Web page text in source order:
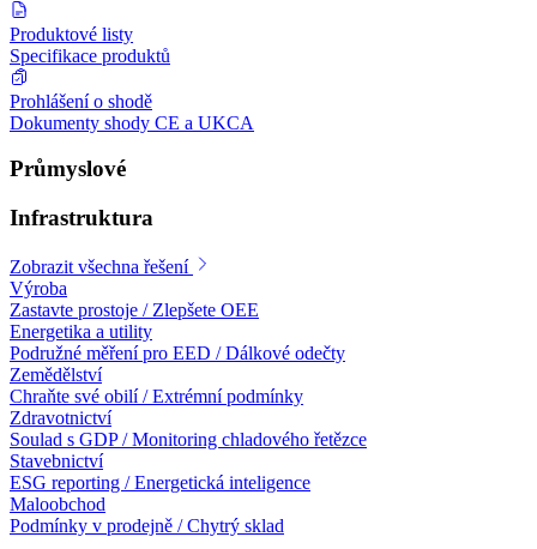
Produktové listy
Specifikace produktů
Prohlášení o shodě
Dokumenty shody CE a UKCA
Průmyslové
Infrastruktura
Zobrazit všechna řešení
Výroba
Zastavte prostoje / Zlepšete OEE
Energetika a utility
Podružné měření pro EED / Dálkové odečty
Zemědělství
Chraňte své obilí / Extrémní podmínky
Zdravotnictví
Soulad s GDP / Monitoring chladového řetězce
Stavebnictví
ESG reporting / Energetická inteligence
Maloobchod
Podmínky v prodejně / Chytrý sklad